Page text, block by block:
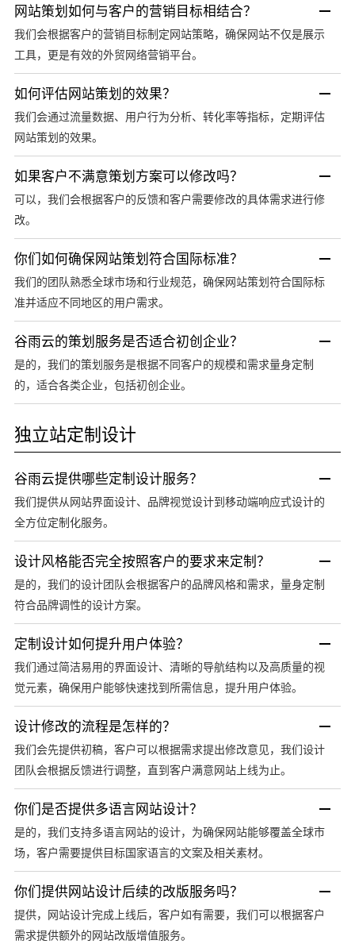
网站策划如何与客户的营销目标相结合？
我们会根据客户的营销目标制定网站策略，确保网站不仅是展示
工具，更是有效的外贸网络营销平台。
如何评估网站策划的效果？
我们会通过流量数据、用户行为分析、转化率等指标，定期评估
网站策划的效果。
如果客户不满意策划方案可以修改吗？
可以，我们会根据客户的反馈和客户需要修改的具体需求进行修
改。
你们如何确保网站策划符合国际标准？
我们的团队熟悉全球市场和行业规范，确保网站策划符合国际标
准并适应不同地区的用户需求。
谷雨云的策划服务是否适合初创企业？
是的，我们的策划服务是根据不同客户的规模和需求量身定制
的，适合各类企业，包括初创企业。
独立站定制设计
谷雨云提供哪些定制设计服务？
我们提供从网站界面设计、品牌视觉设计到移动端响应式设计的
全方位定制化服务。
设计风格能否完全按照客户的要求来定制？
是的，我们的设计团队会根据客户的品牌风格和需求，量身定制
符合品牌调性的设计方案。
定制设计如何提升用户体验？
我们通过简洁易用的界面设计、清晰的导航结构以及高质量的视
觉元素，确保用户能够快速找到所需信息，提升用户体验。
设计修改的流程是怎样的？
我们会先提供初稿，客户可以根据需求提出修改意见，我们设计
团队会根据反馈进行调整，直到客户满意网站上线为止。
你们是否提供多语言网站设计？
是的，我们支持多语言网站的设计，为确保网站能够覆盖全球市
场，客户需要提供目标国家语言的文案及相关素材。
你们提供网站设计后续的改版服务吗？
提供，网站设计完成上线后，客户如有需要，我们可以根据客户
需求提供额外的网站改版增值服务。